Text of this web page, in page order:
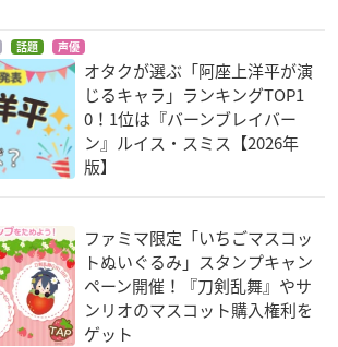
話題 声優
オタクが選ぶ「阿座上洋平が演
じるキャラ」ランキングTOP1
0！1位は『バーンブレイバー
ン』ルイス・スミス【2026年
版】
ファミマ限定「いちごマスコッ
トぬいぐるみ」スタンプキャン
ペーン開催！『刀剣乱舞』やサ
ンリオのマスコット購入権利を
ゲット